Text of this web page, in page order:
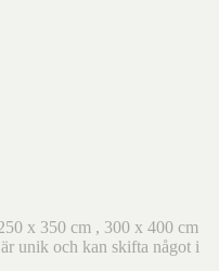
x 350 cm , 300 x 400 cm
unik och kan skifta något i